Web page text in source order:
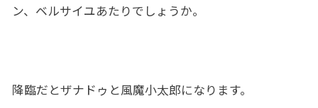
ン、ベルサイユあたりでしょうか。
降臨だとザナドゥと風魔小太郎になります。